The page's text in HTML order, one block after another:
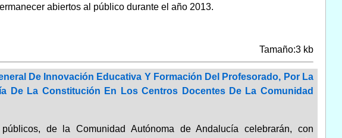
abiertos al público durante el año 2013.
Tamaño:3 kb
De Innovación Educativa Y Formación Del Profesorado, Por La
De La Constitución En Los Centros Docentes De La Comunidad
de la Comunidad Autónoma de Andalucía celebrarán, con